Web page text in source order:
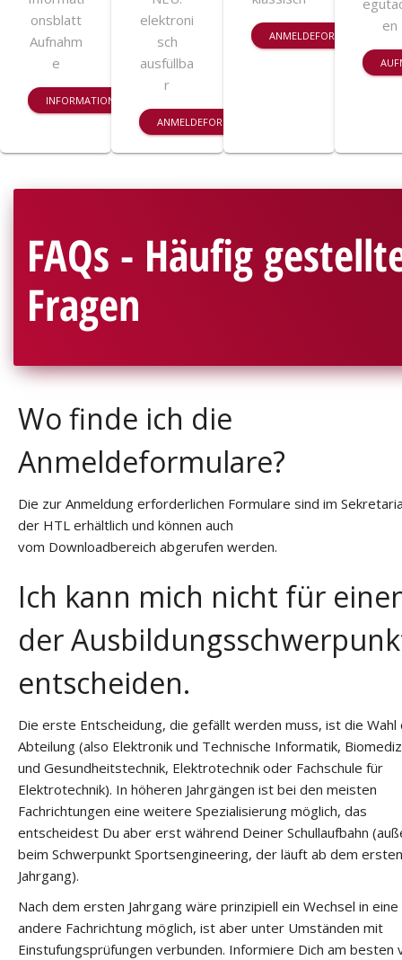
onsblatt
Aufnahm
e
INFORMATIONSBLATT AUFNAHME
elektroni
sch
ausfüllba
r
ANMELDEFORMULAR TAGESSCHULE
ANMELDEFORMULAR
en
FAQs - Häufig
Fragen
Wo finde ich die
Anmeldeformulare?
Die zur Anmeldung erforderlichen Formulare sind im
der HTL erhältlich und können auch
vom Downloadbereich abgerufen werden.
Ich kann mich nicht für
der
entscheiden.
Die erste Entscheidung, die gefällt werden muss, ist die Wahl
Abteilung (also Elektronik und Technische Informatik,
und Gesundheitstechnik, Elektrotechnik oder Fachschule für
Elektrotechnik). In höheren Jahrgängen ist bei den meisten
Fachrichtungen eine weitere Spezialisierung möglich, das
entscheidest Du aber erst während Deiner Schullaufbahn
beim Schwerpunkt Sportsengineering, der läuft ab dem ersten
Jahrgang).
Nach dem ersten Jahrgang wäre prinzipiell ein Wechsel in eine
andere Fachrichtung möglich, ist aber unter Umständen mit
Einstufungsprüfungen verbunden. Informiere Dich am besten